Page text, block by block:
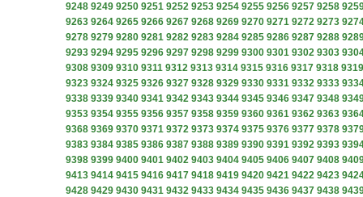
9248 9249 9250 9251 9252 9253 9254 9255 9256 9257 9258
9263 9264 9265 9266 9267 9268 9269 9270 9271 9272 9273
9278 9279 9280 9281 9282 9283 9284 9285 9286 9287 9288
9293 9294 9295 9296 9297 9298 9299 9300 9301 9302 9303
9308 9309 9310 9311 9312 9313 9314 9315 9316 9317 9318 9319
9323 9324 9325 9326 9327 9328 9329 9330 9331 9332 9333
9338 9339 9340 9341 9342 9343 9344 9345 9346 9347 9348
9353 9354 9355 9356 9357 9358 9359 9360 9361 9362 9363
9368 9369 9370 9371 9372 9373 9374 9375 9376 9377 9378
9383 9384 9385 9386 9387 9388 9389 9390 9391 9392 9393
9398 9399 9400 9401 9402 9403 9404 9405 9406 9407 9408
9413 9414 9415 9416 9417 9418 9419 9420 9421 9422 9423
9428 9429 9430 9431 9432 9433 9434 9435 9436 9437 9438